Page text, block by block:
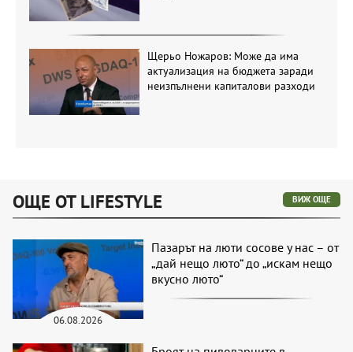
Щерьо Ножаров: Може да има
актуализация на бюджета заради
неизпълнени капиталови разходи
ОЩЕ ОТ LIFESTYLE ВИЖ ОЩЕ
06.08.2026
Пазарът на люти сосове у нас – от
„дай нещо люто“ до „искам нещо
вкусно люто“